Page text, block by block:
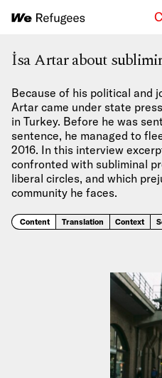
İsa Artar about
Because of his political and
Artar came under state
in Turkey. Before he was
sentence, he managed to
2016. In this interview
confronted with subliminal
liberal circles, and which
community he faces.
Content Translation Context